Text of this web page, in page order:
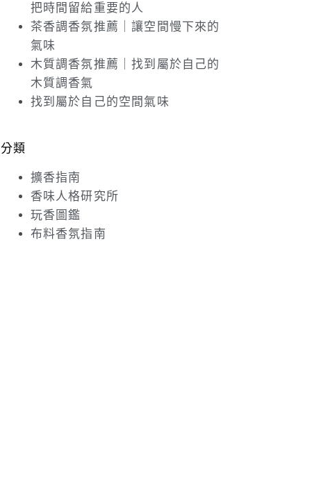
把時間留給重要的人
茶香調香氛推薦｜讓空間慢下來的
氣味
木質調香氛推薦｜找到屬於自己的
木質調香氣
找到屬於自己的空間氣味
分類
擴香指南
香味人格研究所
玩香圖鑑
布料香氛指南